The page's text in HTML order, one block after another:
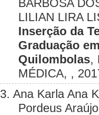
BARBOSA
LILIAN LIRA
Inserção da
Graduação
Quilombolas,
MÉDICA, ,
3. Ana Karla Ana
Pordeus